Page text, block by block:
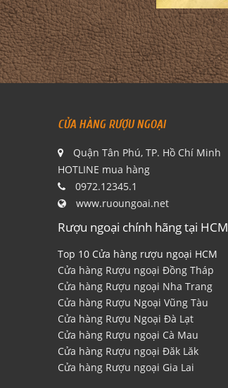
CỬA HÀNG RƯỢU NGOẠI
Quận Tân Phú, TP. Hồ Chí Minh
HOTLINE mua hàng
0972.12345.1
www.ruoungoai.net
Rượu ngoại chính hãng tại HCM
Top 10 Cửa hàng rượu ngoại HCM
Cửa hàng Rượu ngoại Đồng Tháp
Cửa hàng Rượu ngoại Nha Trang
Cửa hàng Rượu Ngoại Vũng Tàu
Cửa hàng Rượu Ngoại Đà Lạt
Cửa hàng Rượu ngoại Cà Mau
Cửa hàng Rượu ngoại Đăk Lăk
Cửa hàng Rượu ngoại Gia Lai